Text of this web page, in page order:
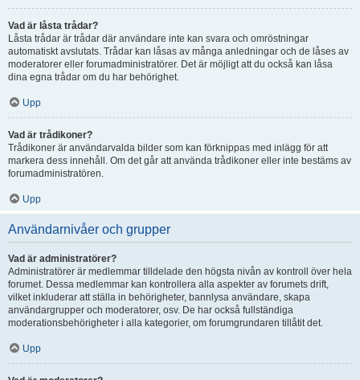
Vad är låsta trådar?
Låsta trådar är trådar där användare inte kan svara och omröstningar
automatiskt avslutats. Trådar kan låsas av många anledningar och de låses av
moderatorer eller forumadministratörer. Det är möjligt att du också kan låsa
dina egna trådar om du har behörighet.
Upp
Vad är trådikoner?
Trådikoner är användarvalda bilder som kan förknippas med inlägg för att
markera dess innehåll. Om det går att använda trådikoner eller inte bestäms av
forumadministratören.
Upp
Användarnivåer och grupper
Vad är administratörer?
Administratörer är medlemmar tilldelade den högsta nivån av kontroll över hela
forumet. Dessa medlemmar kan kontrollera alla aspekter av forumets drift,
vilket inkluderar att ställa in behörigheter, bannlysa användare, skapa
användargrupper och moderatorer, osv. De har också fullständiga
moderationsbehörigheter i alla kategorier, om forumgrundaren tillåtit det.
Upp